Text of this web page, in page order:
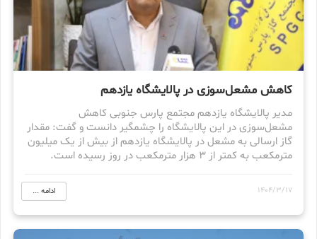
کاهش مشعل‌سوزی در پالایشگاه یازدهم
مدیر پالایشگاه یازدهم مجتمع پارس جنوبی کاهش
مشعل‌سوزی در این پالایشگاه را چشمگیر دانست و گفت: مقدار
گاز ارسالی به مشعل در پالایشگاه یازدهم از بیش از یک میلیون
مترمکعب به کمتر از ۳ هزار مترمکعب در روز رسیده است.
1404/3/17 ادامه ...